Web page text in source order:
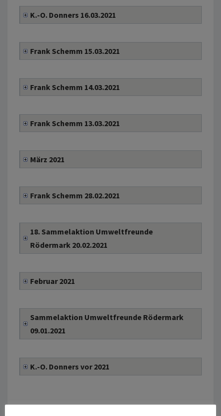
K.-O. Donners 16.03.2021
Frank Schemm 15.03.2021
Frank Schemm 14.03.2021
Frank Schemm 13.03.2021
März 2021
Frank Schemm 28.02.2021
18. Sammelaktion Umweltfreunde
Rödermark 20.02.2021
Februar 2021
Sammelaktion Umweltfreunde Rödermark
09.01.2021
K.-O. Donners vor 2021